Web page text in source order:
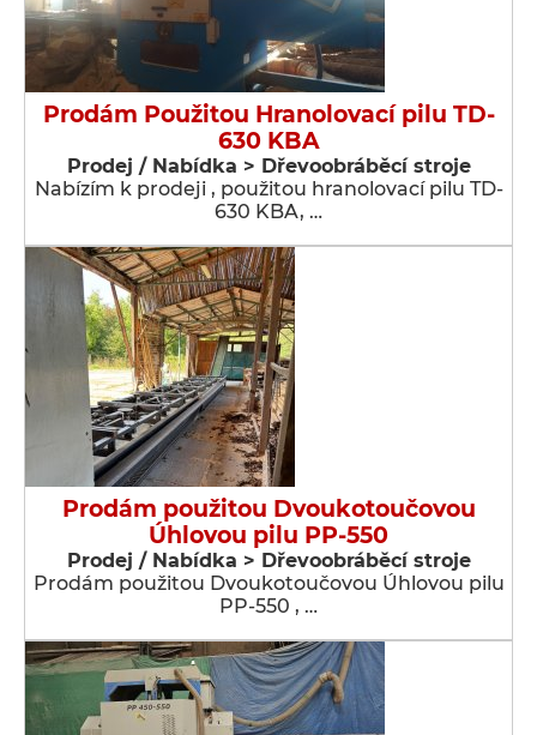
Prodám Použitou Hranolovací pilu TD-
630 KBA
Prodej / Nabídka > Dřevoobráběcí stroje
Nabízím k prodeji , použitou hranolovací pilu TD-
630 KBA, …
Prodám použitou Dvoukotoučovou
Úhlovou pilu PP-550
Prodej / Nabídka > Dřevoobráběcí stroje
Prodám použitou Dvoukotoučovou Úhlovou pilu
PP-550 , …